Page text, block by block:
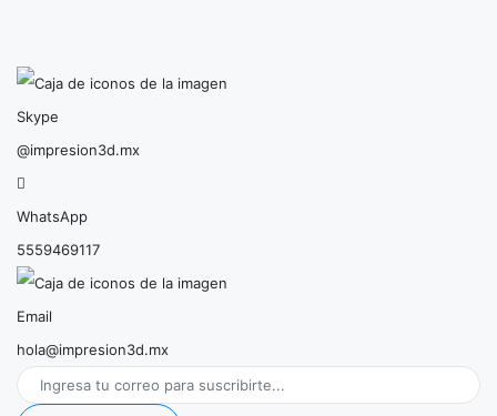
Skype
@impresion3d.mx
WhatsApp
5559469117
Email
hola@impresion3d.mx